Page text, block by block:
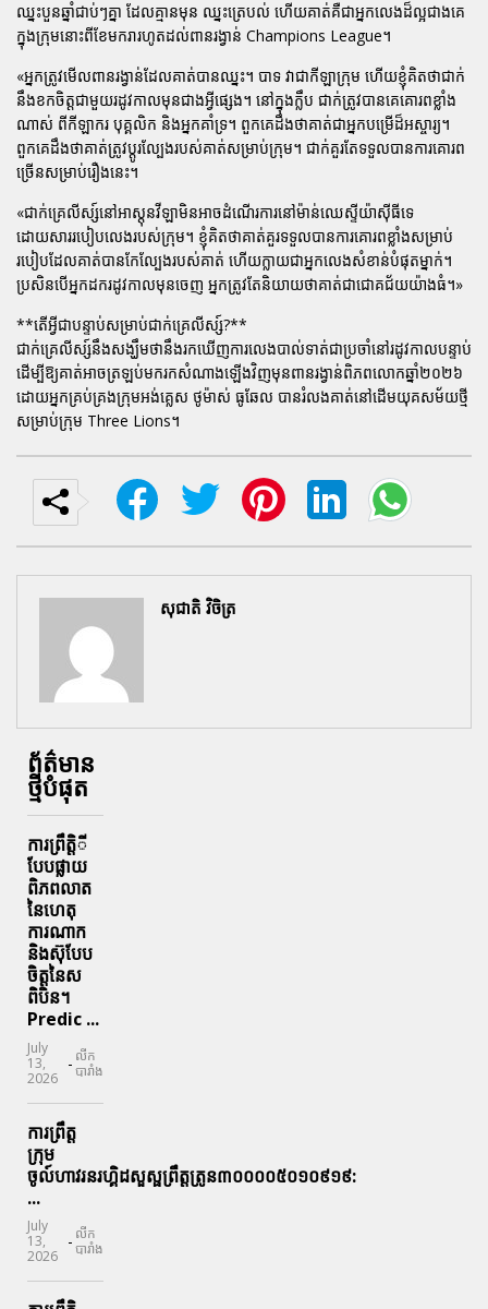
ឈ្នះបួនឆ្នាំជាប់ៗគ្នា ដែលគ្មានមុន ឈ្នះត្រេបល់ ហើយគាត់គឺជាអ្នកលេងដ៏ល្អជាងគេ
ក្នុងក្រុមនោះពីខែមករារហូតដល់ពានរង្វាន់ Champions League។
«អ្នកត្រូវមើលពានរង្វាន់ដែលគាត់បានឈ្នះ។ បាទ វាជាកីឡាក្រុម ហើយខ្ញុំគិតថាជាក់
នឹងខកចិត្តជាមួយរដូវកាលមុនជាងអ្វីផ្សេង។ នៅក្នុងក្លឹប ជាក់ត្រូវបានគេគោរពខ្លាំង
ណាស់ ពីកីឡាករ បុគ្គលិក និងអ្នកគាំទ្រ។ ពួកគេដឹងថាគាត់ជាអ្នកបម្រើដ៏អស្ចារ្យ។
ពួកគេដឹងថាគាត់ត្រូវប្តូរល្បែងរបស់គាត់សម្រាប់ក្រុម។ ជាក់គួរតែទទួលបានការគោរព
ច្រើនសម្រាប់រឿងនេះ។
«ជាក់គ្រេលីស្ស៍នៅអាស្តុនវីឡាមិនអាចដំណើរការនៅម៉ាន់ឈេស្ទីយ៉ាស៊ីធីទេ
ដោយសាររបៀបលេងរបស់ក្រុម។ ខ្ញុំគិតថាគាត់គួរទទួលបានការគោរពខ្លាំងសម្រាប់
របៀបដែលគាត់បានកែល្បែងរបស់គាត់ ហើយក្លាយជាអ្នកលេងសំខាន់បំផុតម្នាក់។
ប្រសិនបើអ្នកដករដូវកាលមុនចេញ អ្នកត្រូវតែនិយាយថាគាត់ជាជោគជ័យយ៉ាងធំ។»
**តើអ្វីជាបន្ទាប់សម្រាប់ជាក់គ្រេលីស្ស៍?**
ជាក់គ្រេលីស្ស៍នឹងសង្ឃឹមថានឹងរកឃើញការលេងបាល់ទាត់ជាប្រចាំនៅរដូវកាលបន្ទាប់
ដើម្បីឱ្យគាត់អាចត្រឡប់មករកសំណាងឡើងវិញមុនពានរង្វាន់ពិភពលោកឆ្នាំ២០២៦
ដោយអ្នកគ្រប់គ្រងក្រុមអង់គ្លេស ថូម៉ាស់ ធូឆែល បានរំលងគាត់នៅដើមយុគសម័យថ្មី
សម្រាប់ក្រុម Three Lions។
សុជាតិ វិចិត្រ
ព័ត៌មាន
ថ្មីបំផុត
ការព្រឹតិ្តី
បែបផ្លាយ
ពិភពលាត
នៃហេតុ
ការណាក
និងស៊ុបែប
ចិត្តនៃស
ពិបិន។
Predic ...
July
13,
2026
- លីក
បារាំង
ការព្រឹត្ត
ក្រុម
ចូល៍ហាវរនរហ្គិដសួស្ផព្រឹត្តត្រូន៣០០០០៥០១០៩១៩:
...
July
13,
2026
- លីក
បារាំង